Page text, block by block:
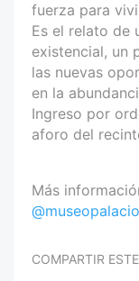
fuerza para
Es el relato de
existencial, un
las nuevas
en la
Ingreso por
aforo del
Más
COMPARTIR